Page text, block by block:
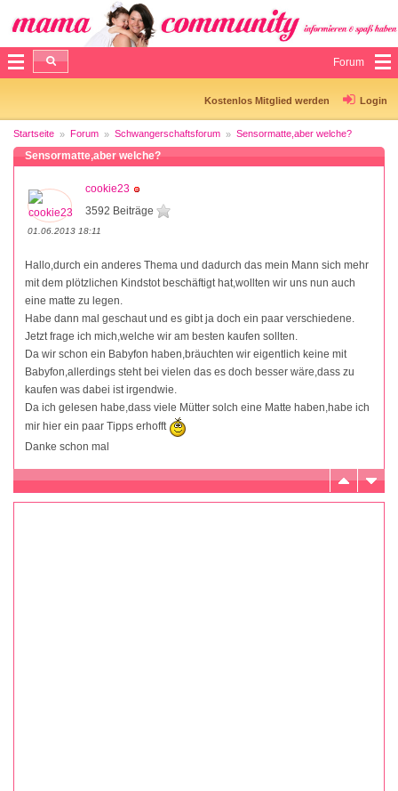
Forum
Kostenlos Mitglied werden Login
Startseite Forum Schwangerschaftsforum Sensormatte,aber welche?
Sensormatte,aber welche?
cookie23
3592 Beiträge
01.06.2013 18:11
Hallo,durch ein anderes Thema und dadurch das mein Mann sich mehr
mit dem plötzlichen Kindstot beschäftigt hat,wollten wir uns nun auch
eine matte zu legen.
Habe dann mal geschaut und es gibt ja doch ein paar verschiedene.
Jetzt frage ich mich,welche wir am besten kaufen sollten.
Da wir schon ein Babyfon haben,bräuchten wir eigentlich keine mit
Babyfon,allerdings steht bei vielen das es doch besser wäre,dass zu
kaufen was dabei ist irgendwie.
Da ich gelesen habe,dass viele Mütter solch eine Matte haben,habe ich
mir hier ein paar Tipps erhofft
Danke schon mal